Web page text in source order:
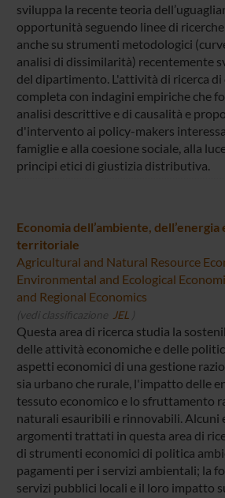
sviluppa la recente teoria
opportunità seguendo linee di
anche su strumenti metodologici
analisi di dissimilarità) recentemente
del dipartimento. L'attività di ricerca di
completa con indagini empiriche che
analisi descrittive e di causalità e
d'intervento ai policy-makers
famiglie e alla coesione sociale, alla
principi etici di giustizia distributiva.
Economia dell’ambiente,
territoriale
Agricultural and Natural Resource
Environmental and Ecological
and Regional Economics
(vedi classificazione JEL
Questa area di ricerca studia la
delle attività economiche e delle
aspetti economici di una gestione
sia urbano che rurale, l'impatto delle
tessuto economico e lo sfruttamento
naturali esauribili e rinnovabili. Alcuni
argomenti trattati in questa area di
di strumenti economici di politica
pagamenti per i servizi ambientali; la
servizi pubblici locali e il loro impatto